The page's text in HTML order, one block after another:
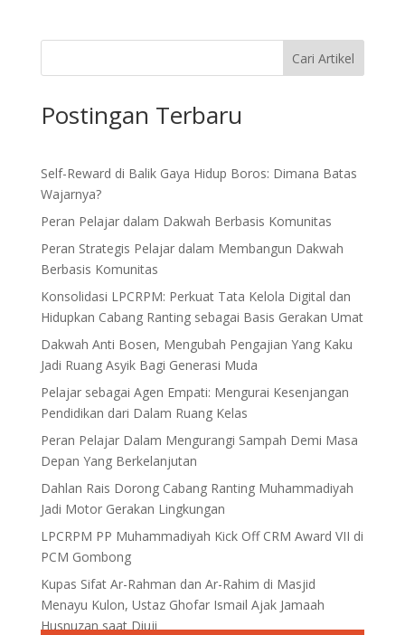
Cari Artikel
Postingan Terbaru
Self-Reward di Balik Gaya Hidup Boros: Dimana Batas
Wajarnya?
Peran Pelajar dalam Dakwah Berbasis Komunitas
Peran Strategis Pelajar dalam Membangun Dakwah
Berbasis Komunitas
Konsolidasi LPCRPM: Perkuat Tata Kelola Digital dan
Hidupkan Cabang Ranting sebagai Basis Gerakan Umat
Dakwah Anti Bosen, Mengubah Pengajian Yang Kaku
Jadi Ruang Asyik Bagi Generasi Muda
Pelajar sebagai Agen Empati: Mengurai Kesenjangan
Pendidikan dari Dalam Ruang Kelas
Peran Pelajar Dalam Mengurangi Sampah Demi Masa
Depan Yang Berkelanjutan
Dahlan Rais Dorong Cabang Ranting Muhammadiyah
Jadi Motor Gerakan Lingkungan
LPCRPM PP Muhammadiyah Kick Off CRM Award VII di
PCM Gombong
Kupas Sifat Ar-Rahman dan Ar-Rahim di Masjid
Menayu Kulon, Ustaz Ghofar Ismail Ajak Jamaah
Husnuzan saat Diuji